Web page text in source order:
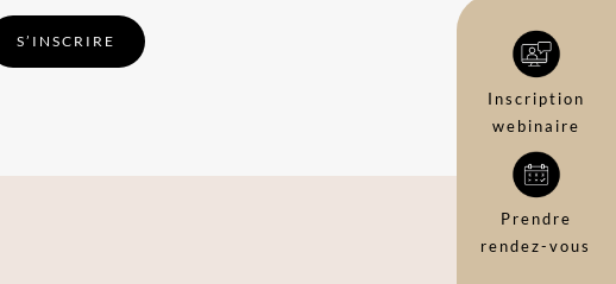
S’INSCRIRE
Inscription
webinaire
Prendre
rendez-vous